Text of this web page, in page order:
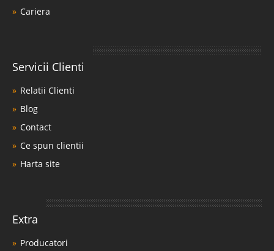
Cariera
Servicii Clienti
Relatii Clienti
Blog
Contact
Ce spun clientii
Harta site
Extra
Producatori